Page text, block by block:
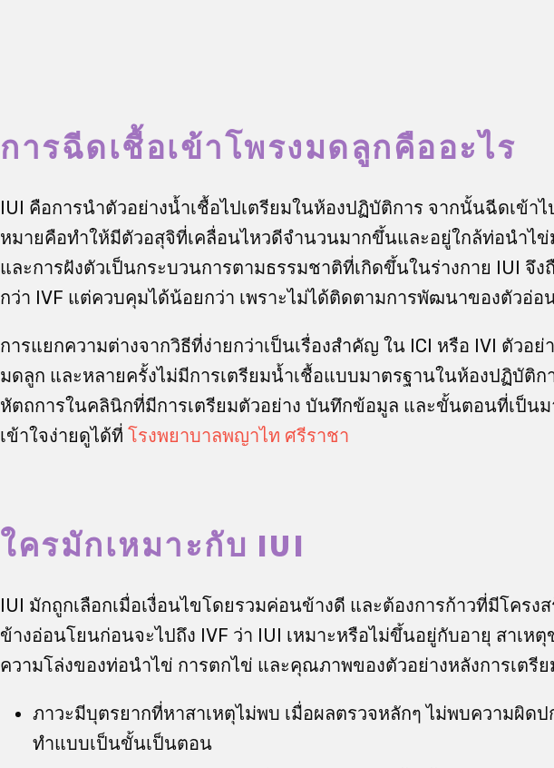
การฉีดเชื้อเข้าโพรงมดลูกคืออะไร
IUI คือการนำตัวอย่างน้ำเชื้อไปเตรียมในห้องปฏิบัติการ จากนั้นฉีดเข้าไ
หมายคือทำให้มีตัวอสุจิที่เคลื่อนไหวดีจำนวนมากขึ้นและอยู่ใกล้ท่อนำไ
และการฝังตัวเป็นกระบวนการตามธรรมชาติที่เกิดขึ้นในร่างกาย IUI จึง
กว่า IVF แต่ควบคุมได้น้อยกว่า เพราะไม่ได้ติดตามการพัฒนาของตัวอ่อ
การแยกความต่างจากวิธีที่ง่ายกว่าเป็นเรื่องสำคัญ ใน ICI หรือ IVI ตัวอย่
มดลูก และหลายครั้งไม่มีการเตรียมน้ำเชื้อแบบมาตรฐานในห้องปฏิบัติ
หัตถการในคลินิกที่มีการเตรียมตัวอย่าง บันทึกข้อมูล และขั้นตอนที่เป็น
เข้าใจง่ายดูได้ที่ โรงพยาบาลพญาไท ศรีราชา
ใครมักเหมาะกับ IUI
IUI มักถูกเลือกเมื่อเงื่อนไขโดยรวมค่อนข้างดี และต้องการก้าวที่มีโครง
ข้างอ่อนโยนก่อนจะไปถึง IVF ว่า IUI เหมาะหรือไม่ขึ้นอยู่กับอายุ สาเห
ความโล่งของท่อนำไข่ การตกไข่ และคุณภาพของตัวอย่างหลังการเตรีย
ภาวะมีบุตรยากที่หาสาเหตุไม่พบ เมื่อผลตรวจหลักๆ ไม่พบความผิด
ทำแบบเป็นขั้นเป็นตอน